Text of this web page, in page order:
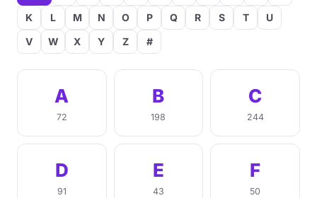
K
L M N O P Q R S T
U
V
W X Y Z #
A
72
B
198
C
244
D
91
E
43
F
50